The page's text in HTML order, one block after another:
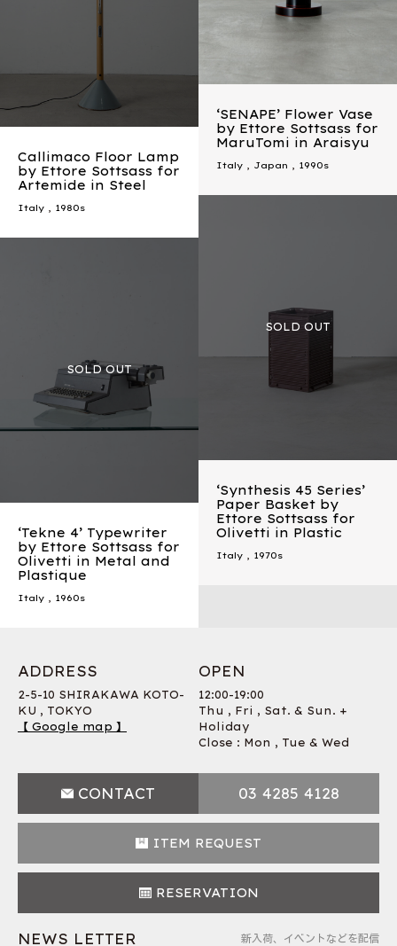
‘SENAPE’ Flower Vase
by Ettore Sottsass for
MaruTomi in Araisyu
Italy , Japan , 1990s
Callimaco Floor Lamp
by Ettore Sottsass for
Artemide in Steel
Italy , 1980s
‘Synthesis 45 Series’
Paper Basket by
Ettore Sottsass for
Olivetti in Plastic
Italy , 1970s
‘Tekne 4’ Typewriter
by Ettore Sottsass for
Olivetti in Metal and
Plastique
Italy , 1960s
ADDRESS
2-5-10 SHIRAKAWA KOTO-
KU , TOKYO
【 Google map 】
OPEN
12:00-19:00
Thu , Fri , Sat. & Sun. +
Holiday
Close : Mon , Tue & Wed
CONTACT 03 4285 4128
ITEM REQUEST
RESERVATION
NEWS LETTER 新入荷、イベントなどを配信